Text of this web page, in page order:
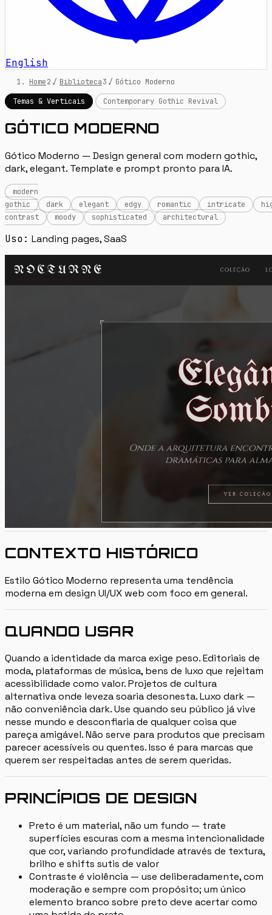
English
Home / Biblioteca / Gótico Moderno
Temas & Verticais
Contemporary Gothic Revival
GÓTICO MODERNO
Gótico Moderno — Design general com modern gothic,
dark, elegant. Template e prompt pronto para IA.
modern
gothic
dark elegant edgy romantic intricate
contrast
moody sophisticated architectural
Uso: Landing pages, SaaS
CONTEXTO HISTÓRICO
Estilo Gótico Moderno representa uma tendência
moderna em design UI/UX web com foco em general.
QUANDO USAR
Quando a identidade da marca exige peso. Editoriais de
moda, plataformas de música, bens de luxo que rejeitam
acessibilidade como valor. Projetos de cultura
alternativa onde leveza soaria desonesta. Luxo dark —
não conveniência dark. Use quando seu público já vive
nesse mundo e desconfiaria de qualquer coisa que
pareça amigável. Não serve para produtos que precisam
parecer acessíveis ou quentes. Isso é para marcas que
querem ser respeitadas antes de serem queridas.
PRINCÍPIOS DE DESIGN
Preto é um material, não um fundo — trate
superfícies escuras com a mesma intencionalidade
que cor, variando profundidade através de textura,
brilho e shifts sutis de valor
Contraste é violência — use deliberadamente, com
moderação e sempre com propósito; um único
elemento branco sobre preto deve acertar como